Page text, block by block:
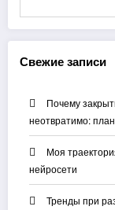
Свежие записи
Почему
неотвратимо:
Моя
нейросети
Тренды при